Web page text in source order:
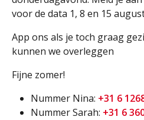
voor de data 1, 8 en 15
App ons als je toch graag
kunnen we overleggen
Fijne zomer!
Nummer Nina: +31 6
Nummer Sarah: +31 6